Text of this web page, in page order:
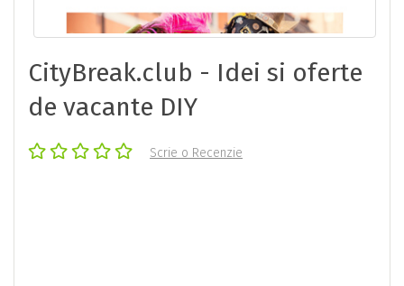
CityBreak.club - Idei si oferte
de vacante DIY
Scrie o Recenzie